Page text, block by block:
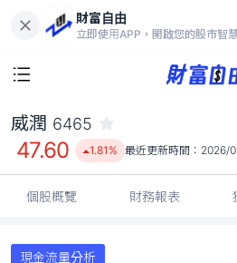
財富自由
立即使用APP，開啟您的股市智
47.60
1.81%
威潤 6465
47.60 1.81% 最近更新時間： 2026/
個股概覽 財務報表
現金流量分析